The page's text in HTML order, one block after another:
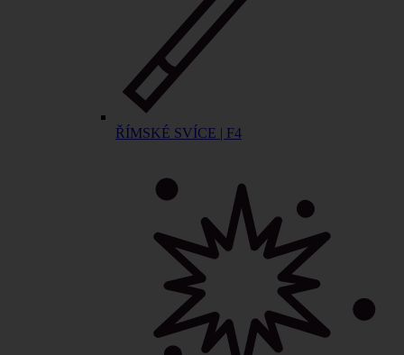
ŘÍMSKÉ SVÍCE | F4